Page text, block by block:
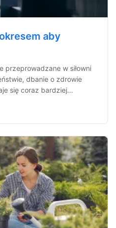
aby
przeprowadzane w siłowni
dbanie o zdrowie
się coraz bardziej...